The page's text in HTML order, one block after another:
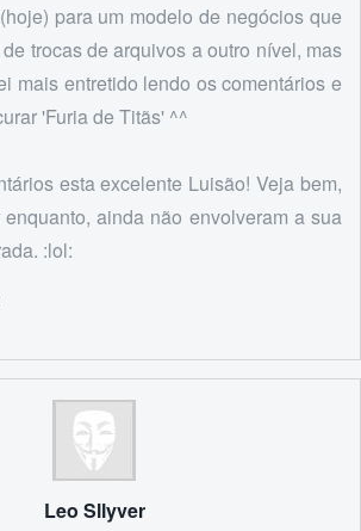
para um modelo de negócios que
trocas de arquivos a outro nível, mas
mais entretido lendo os comentários e
'Furia de Titãs' ^^
esta excelente Luisão! Veja bem,
ainda não envolveram a sua
:lol:
Leo Sllyver